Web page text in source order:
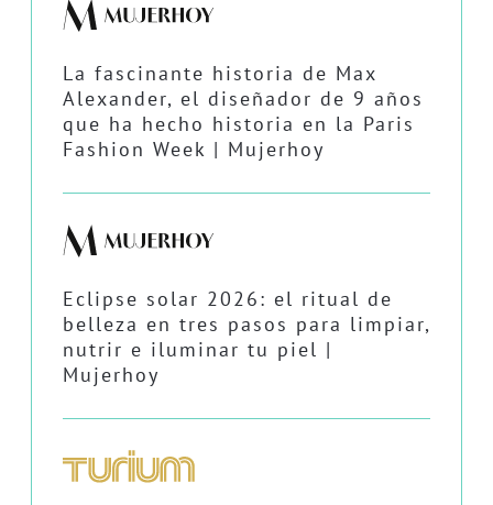
La fascinante historia de Max
Alexander, el diseñador de 9 años
que ha hecho historia en la Paris
Fashion Week | Mujerhoy
Eclipse solar 2026: el ritual de
belleza en tres pasos para limpiar,
nutrir e iluminar tu piel |
Mujerhoy